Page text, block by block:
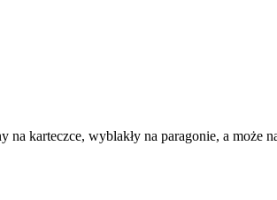
karteczce, wyblakły na paragonie, a może